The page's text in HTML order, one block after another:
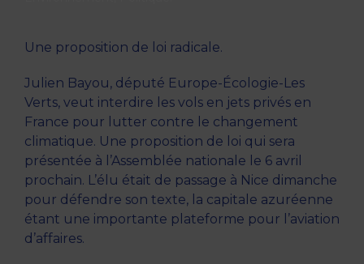
Une proposition de loi radicale.
Julien Bayou, député Europe-Écologie-Les
Verts, veut interdire les vols en jets privés en
France pour lutter contre le changement
climatique. Une proposition de loi qui sera
présentée à l’Assemblée nationale le 6 avril
prochain. L’élu était de passage à Nice dimanche
pour défendre son texte, la capitale azuréenne
étant une importante plateforme pour l’aviation
d’affaires.